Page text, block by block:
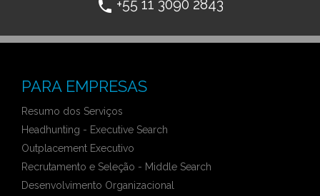
phone +55 11 3090 2843
PARA EMPRESAS
Resumo dos Serviços
Headhunting - Executive Search
Outplacement Executivo
Recrutamento e Seleção - Middle Search
Desenvolvimento Organizacional